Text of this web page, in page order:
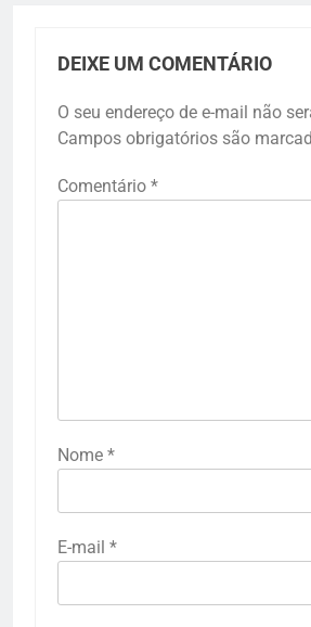
DEIXE UM COMENTÁRIO
O seu endereço de e-mail não
Campos obrigatórios são
Comentário *
Nome *
E-mail *